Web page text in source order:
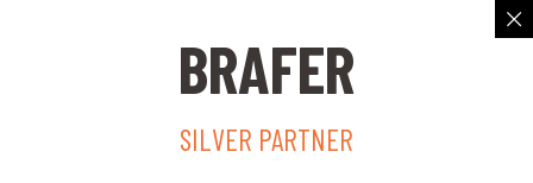
BRAFER
SILVER PARTNER